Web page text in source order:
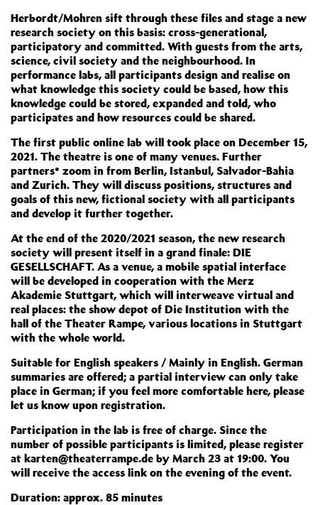
Herbordt/Mohren sift through these files and stage a new
research society on this basis: cross-generational,
participatory and committed. With guests from the arts,
science, civil society and the neighbourhood. In
performance labs, all participants design and realise on
what knowledge this society could be based, how this
knowledge could be stored, expanded and told, who
participates and how resources could be shared.
The first public online lab will took place on December 15,
2021. The theatre is one of many venues. Further
partners* zoom in from Berlin, Istanbul, Salvador-Bahia
and Zurich. They will discuss positions, structures and
goals of this new, fictional society with all participants
and develop it further together.
At the end of the 2020/2021 season, the new research
society will present itself in a grand finale: DIE
GESELLSCHAFT. As a venue, a mobile spatial interface
will be developed in cooperation with the Merz
Akademie Stuttgart, which will interweave virtual and
real places: the show depot of Die Institution with the
hall of the Theater Rampe, various locations in Stuttgart
with the whole world.
Suitable for English speakers / Mainly in English. German
summaries are offered; a partial interview can only take
place in German; if you feel more comfortable here, please
let us know upon registration.
Participation in the lab is free of charge. Since the
number of possible participants is limited, please register
at karten@theaterrampe.de by March 23 at 19:00. You
will receive the access link on the evening of the event.
Duration: approx. 85 minutes